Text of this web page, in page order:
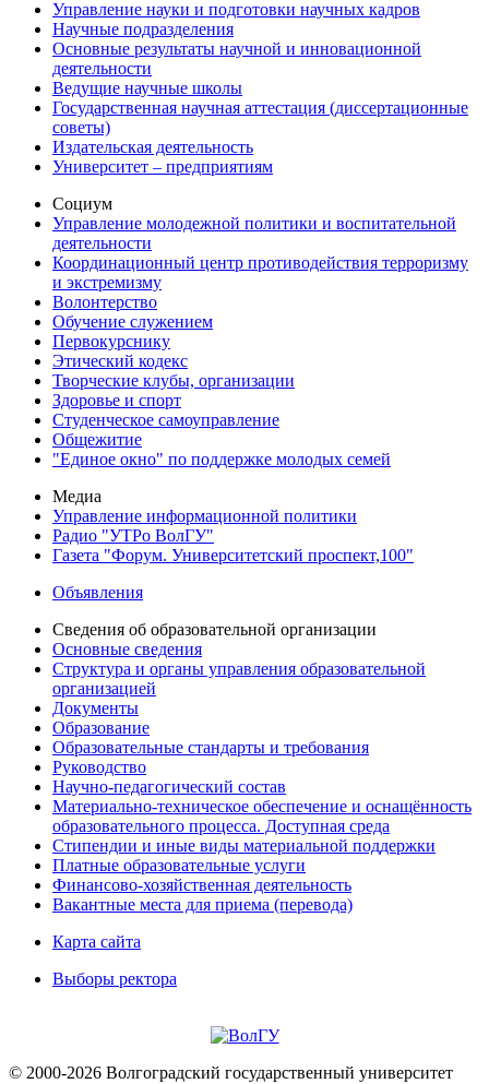
Управление науки и подготовки научных кадров
Научные подразделения
Основные результаты научной и инновационной
деятельности
Ведущие научные школы
Государственная научная аттестация (диссертационные
советы)
Издательская деятельность
Университет – предприятиям
Социум
Управление молодежной политики и воспитательной
деятельности
Координационный центр противодействия терроризму
и экстремизму
Волонтерство
Обучение служением
Первокурснику
Этический кодекс
Творческие клубы, организации
Здоровье и спорт
Студенческое самоуправление
Общежитие
"Единое окно" по поддержке молодых семей
Медиа
Управление информационной политики
Радио "УТРо ВолГУ"
Газета "Форум. Университетский проспект,100"
Объявления
Сведения об образовательной организации
Основные сведения
Структура и органы управления образовательной
организацией
Документы
Образование
Образовательные стандарты и требования
Руководство
Научно-педагогический состав
Материально-техническое обеспечение и оснащённость
образовательного процесса. Доступная среда
Стипендии и иные виды материальной поддержки
Платные образовательные услуги
Финансово-хозяйственная деятельность
Вакантные места для приема (перевода)
Карта сайта
Выборы ректора
© 2000-2026 Волгоградский государственный университет